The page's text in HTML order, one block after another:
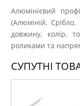
Алюмінієвий
(Алюміній,
довжину, колір,
роликами та
СУПУТНІ